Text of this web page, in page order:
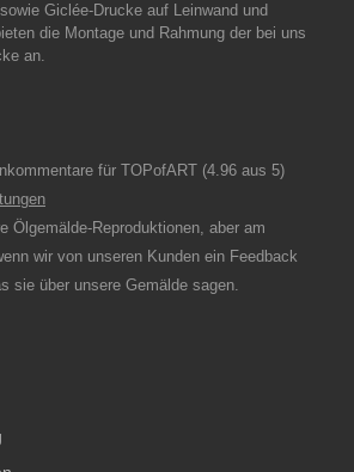
Giclée-Drucke auf Leinwand und
die Montage und Rahmung der bei uns
an.
für TOPofART (4.96 aus 5)
Ölgemälde-Reproduktionen, aber am
wir von unseren Kunden ein Feedback
sie über unsere Gemälde sagen.